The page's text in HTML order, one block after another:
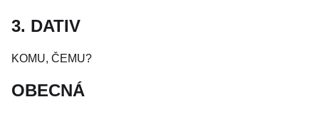
3. DATIV
KOMU, ČEMU?
OBECNÁ